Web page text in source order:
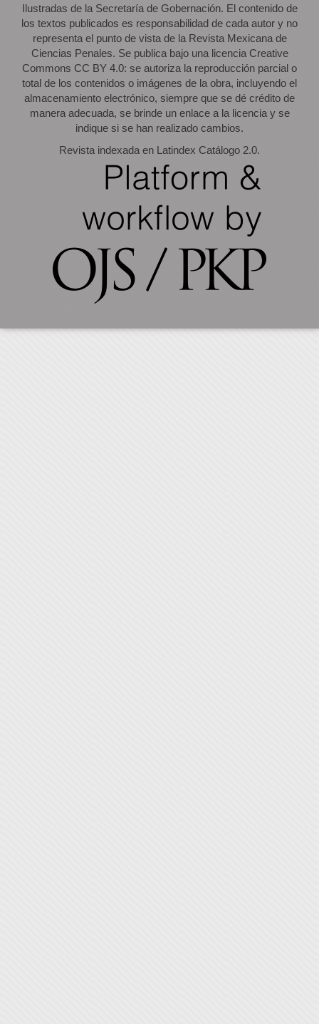
Ilustradas de la Secretaría de Gobernación. El contenido de
los textos publicados es responsabilidad de cada autor y no
representa el punto de vista de la Revista Mexicana de
Ciencias Penales. Se publica bajo una licencia Creative
Commons CC BY 4.0: se autoriza la reproducción parcial o
total de los contenidos o imágenes de la obra, incluyendo el
almacenamiento electrónico, siempre que se dé crédito de
manera adecuada, se brinde un enlace a la licencia y se
indique si se han realizado cambios.
Revista indexada en Latindex Catálogo 2.0.